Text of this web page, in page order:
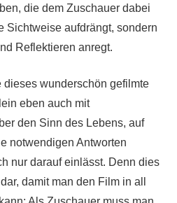
die dem Zuschauer dabei
Sichtweise aufdrängt, sondern
Reflektieren anregt.
dieses wunderschön gefilmte
eben auch mit
den Sinn des Lebens, auf
notwendigen Antworten
nur darauf einlässt. Denn dies
damit man den Film in all